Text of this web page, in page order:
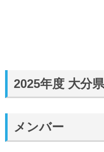
2025年度 大分
メンバー